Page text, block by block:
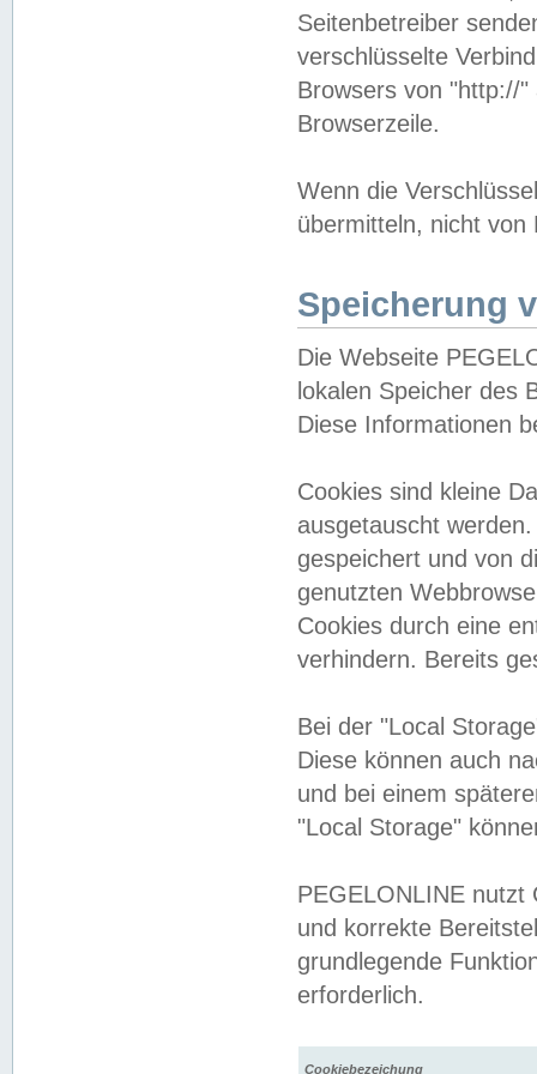
Seitenbetreiber
verschlüsselte
Browsers von "http://
Browserzeile.
Wenn die
übermitteln, nicht von
Speicherung
Die Webseite
lokalen Speicher des
Diese Informationen
Cookies sind kleine
ausgetauscht
gespeichert und von
genutzten
Cookies durch eine
verhindern. Bereits
Bei der "Local
Diese können auch
und bei einem
"Local Storage"
PEGELONLINE nutzt
und korrekte
grundlegende
erforderlich.
Cookiebezeichung